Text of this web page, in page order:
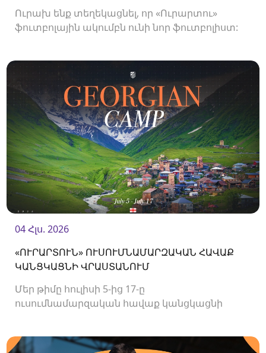
Ուրախ ենք տեղեկացնել, որ «Ուրարտու»
ֆուտբոլային ակումբն ունի նոր ֆուտբոլիստ:
04 Հլս. 2026
«ՈՒՐԱՐՏՈՒՆ» ՈՒՍՈՒՄՆԱՄԱՐԶԱԿԱՆ ՀԱՎԱՔ
ԿԱՆՑԿԱՑՆԻ ՎՐԱՍՏԱՆՈՒՄ
Մեր թիմը հուլիսի 5-ից 17-ը
ուսումնամարզական հավաք կանցկացնի